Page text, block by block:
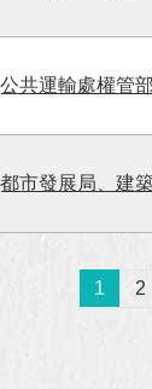
共運輸處權管
市發展局、建
1 2